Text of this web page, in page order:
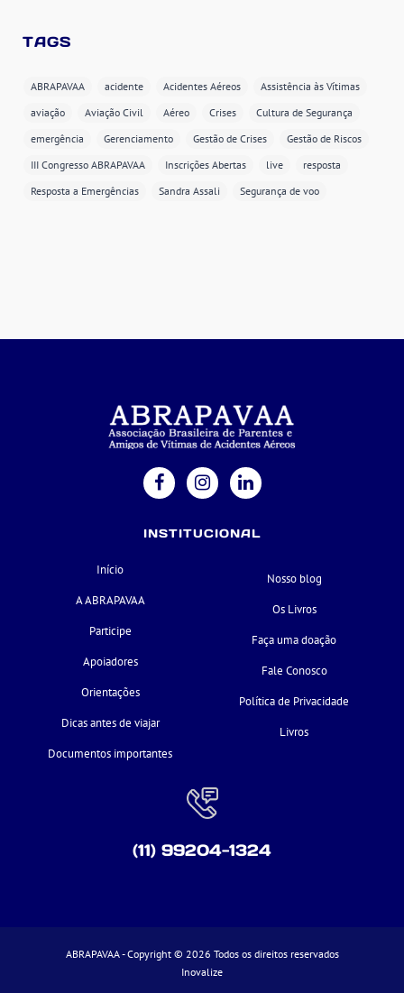
TAGS
ABRAPAVAA acidente Acidentes Aéreos
Assistência às Vítimas
aviação
Aviação Civil Aéreo Crises
Cultura de Segurança
emergência
Gerenciamento Gestão de Crises
Gestão de Riscos
III Congresso ABRAPAVAA
Inscrições Abertas live
resposta
Resposta a Emergências
Sandra Assali Segurança de voo
INSTITUCIONAL
Início
A ABRAPAVAA
Participe
Apoiadores
Orientações
Dicas antes de viajar
Documentos importantes
Nosso blog
Os Livros
Faça uma doação
Fale Conosco
Política de Privacidade
Livros
(11) 99204-1324
ABRAPAVAA - Copyright © 2026 Todos os direitos reservados
Inovalize